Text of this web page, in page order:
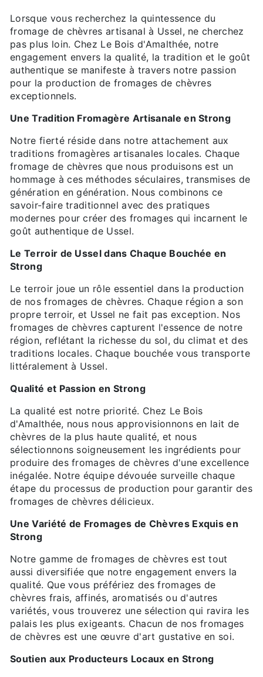
Lorsque vous recherchez la quintessence du
fromage de chèvres artisanal à Ussel, ne cherchez
pas plus loin. Chez Le Bois d'Amalthée, notre
engagement envers la qualité, la tradition et le goût
authentique se manifeste à travers notre passion
pour la production de fromages de chèvres
exceptionnels.
Une Tradition Fromagère Artisanale en Strong
Notre fierté réside dans notre attachement aux
traditions fromagères artisanales locales. Chaque
fromage de chèvres que nous produisons est un
hommage à ces méthodes séculaires, transmises de
génération en génération. Nous combinons ce
savoir-faire traditionnel avec des pratiques
modernes pour créer des fromages qui incarnent le
goût authentique de Ussel.
Le Terroir de Ussel dans Chaque Bouchée en
Strong
Le terroir joue un rôle essentiel dans la production
de nos fromages de chèvres. Chaque région a son
propre terroir, et Ussel ne fait pas exception. Nos
fromages de chèvres capturent l'essence de notre
région, reflétant la richesse du sol, du climat et des
traditions locales. Chaque bouchée vous transporte
littéralement à Ussel.
Qualité et Passion en Strong
La qualité est notre priorité. Chez Le Bois
d'Amalthée, nous nous approvisionnons en lait de
chèvres de la plus haute qualité, et nous
sélectionnons soigneusement les ingrédients pour
produire des fromages de chèvres d'une excellence
inégalée. Notre équipe dévouée surveille chaque
étape du processus de production pour garantir des
fromages de chèvres délicieux.
Une Variété de Fromages de Chèvres Exquis en
Strong
Notre gamme de fromages de chèvres est tout
aussi diversifiée que notre engagement envers la
qualité. Que vous préfériez des fromages de
chèvres frais, affinés, aromatisés ou d'autres
variétés, vous trouverez une sélection qui ravira les
palais les plus exigeants. Chacun de nos fromages
de chèvres est une œuvre d'art gustative en soi.
Soutien aux Producteurs Locaux en Strong